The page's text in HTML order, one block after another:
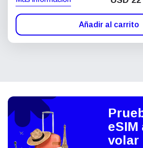
Añadir al carrito
eSIM
volar